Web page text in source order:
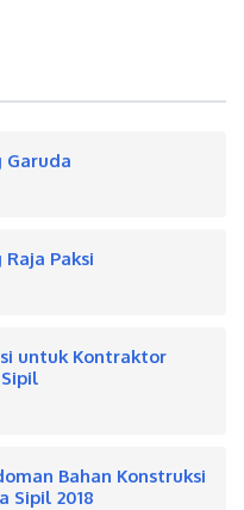
Garuda
Paksi
untuk Kontraktor
Bahan Konstruksi
Sipil 2018